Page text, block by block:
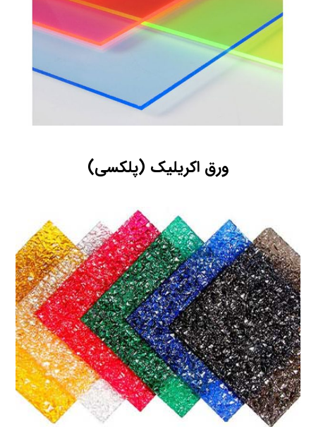
ورق اکریلیک (پلکسی)